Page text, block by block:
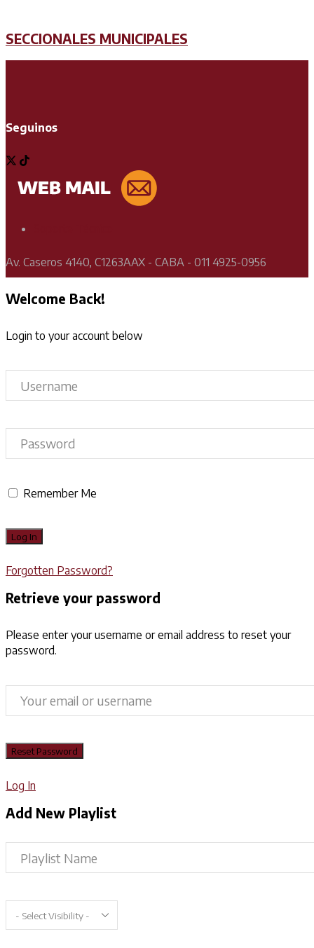
SECCIONALES MUNICIPALES
Seguinos
Av. Caseros 4140, C1263AAX - CABA - 011 4925-0956
Welcome Back!
Login to your account below
Remember Me
Forgotten Password?
Retrieve your password
Please enter your username or email address to reset your
password.
Log In
Add New Playlist